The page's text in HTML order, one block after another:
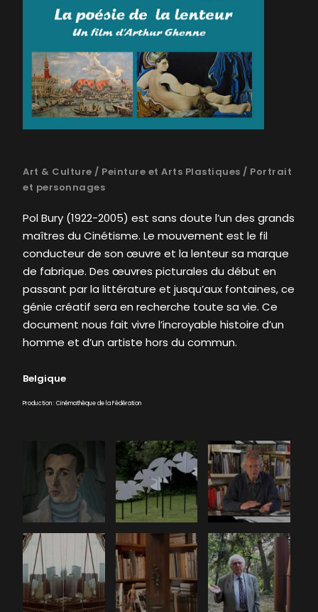
Art & Culture / Peinture et Arts Plastiques / Portrait
et personnages
Pol Bury (1922-2005) est sans doute l’un des grands
maîtres du Cinétisme. Le mouvement est le fil
conducteur de son œuvre et la lenteur sa marque
de fabrique. Des œuvres picturales du début en
passant par la littérature et jusqu’aux fontaines, ce
génie créatif sera en recherche toute sa vie. Ce
document nous fait vivre l’incroyable histoire d’un
homme et d’un artiste hors du commun.
Belgique
Production : Cinémathèque de la Fédération